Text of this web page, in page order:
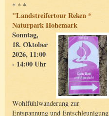
* * *
"Landstreifertour Reken *
Naturpark Hohemark
Sonntag,
18. Oktober
2026, 11:00
- 14:00 Uhr
Wohlfühlwanderung zur
Entspannung und Entschleunigung